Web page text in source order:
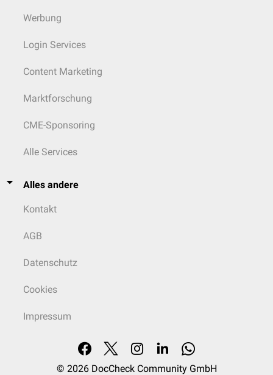
Werbung
Login Services
Content Marketing
Marktforschung
CME-Sponsoring
Alle Services
Alles andere
Kontakt
AGB
Datenschutz
Cookies
Impressum
© 2026 DocCheck Community GmbH